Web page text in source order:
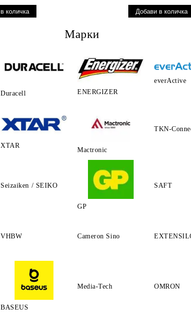
Марки
Duracell
ENERGIZER
everActive
XTAR
Mactronic
TKN-
Seizaiken / SEIKO
GP
SAFT
VHBW Cameron Sino
BASEUS
Media-Tech OMRON